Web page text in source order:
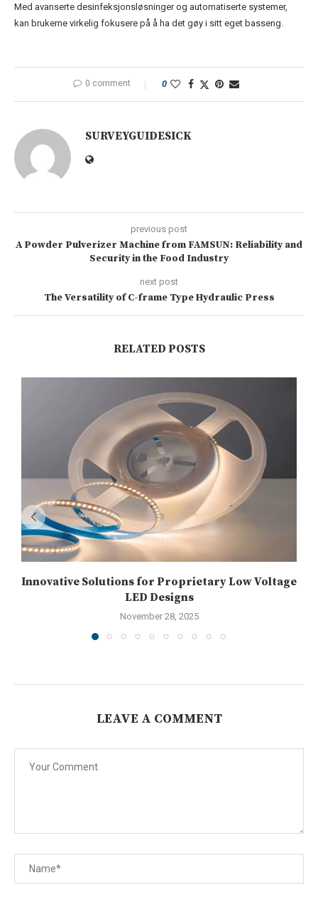
Med avanserte desinfeksjonsløsninger og automatiserte systemer,
kan brukerne virkelig fokusere på å ha det gøy i sitt eget basseng.
0 comment 0
SURVEYGUIDESICK
previous post
A Powder Pulverizer Machine from FAMSUN: Reliability and
Security in the Food Industry
next post
The Versatility of C-frame Type Hydraulic Press
RELATED POSTS
Innovative Solutions for Proprietary Low Voltage
LED Designs
November 28, 2025
LEAVE A COMMENT